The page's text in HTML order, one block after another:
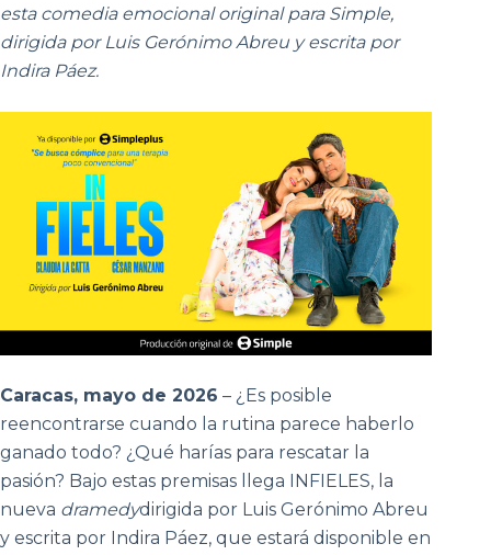
esta comedia emocional original para Simple,
dirigida por Luis Gerónimo Abreu y escrita por
Indira Páez.
Caracas, mayo de 2026 – ¿Es posible
reencontrarse cuando la rutina parece haberlo
ganado todo? ¿Qué harías para rescatar la
pasión? Bajo estas premisas llega INFIELES, la
nueva dramedydirigida por Luis Gerónimo Abreu
y escrita por Indira Páez, que estará disponible en